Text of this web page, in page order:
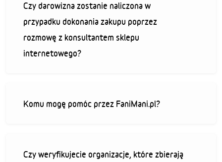
Czy darowizna zostanie naliczona w
przypadku dokonania zakupu poprzez
rozmowę z konsultantem sklepu
internetowego?
Komu mogę pomóc przez FaniMani.pl?
Czy weryfikujecie organizacje, które zbierają